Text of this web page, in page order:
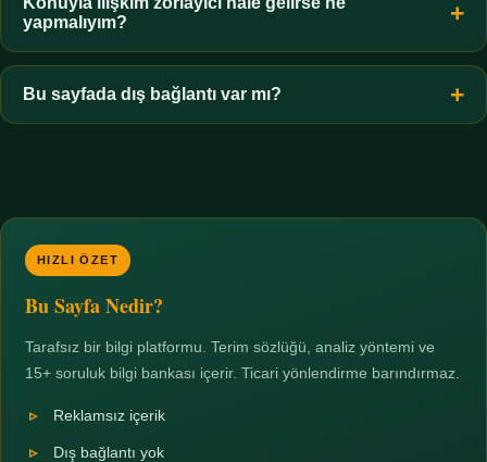
zorunluluktur.
yapmalıyım?
Zaman sınırı koyun, harcadığınız süreyi ölçün ve gerekirse
profesyonel destek alın. Türkiye'de ücretsiz danışma hatları
mevcuttur; yardım istemek güçlü bir adımdır.
Bu sayfada dış bağlantı var mı?
HIZLI ÖZET
Bu Sayfa Nedir?
Tarafsız bir bilgi platformu. Terim sözlüğü, analiz yöntemi ve
15+ soruluk bilgi bankası içerir. Ticari yönlendirme barındırmaz.
Reklamsız içerik
Dış bağlantı yok